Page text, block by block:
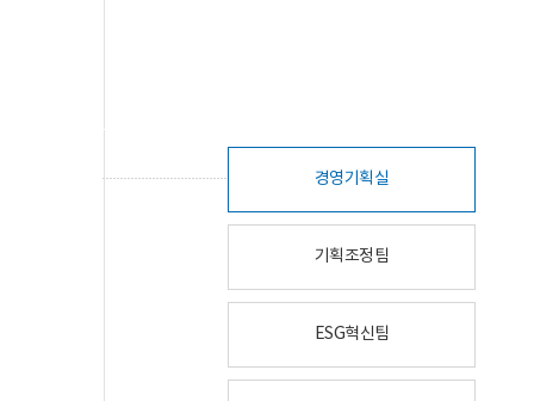
경영기획실
기획조정팀
ESG혁신팀